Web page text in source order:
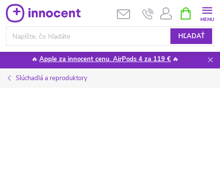
Prejsť
na
obsah
HĽADAŤ
KOŠÍK
🔥 Apple za innocent cenu. AirPods 4 za 119 € 🔥
Slúchadlá a reproduktory